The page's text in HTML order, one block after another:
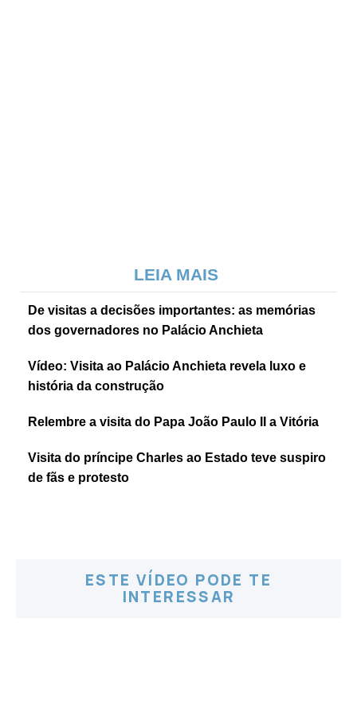
LEIA MAIS
De visitas a decisões importantes: as memórias
dos governadores no Palácio Anchieta
Vídeo: Visita ao Palácio Anchieta revela luxo e
história da construção
Relembre a visita do Papa João Paulo II a Vitória
Visita do príncipe Charles ao Estado teve suspiro
de fãs e protesto
ESTE VÍDEO PODE TE
INTERESSAR